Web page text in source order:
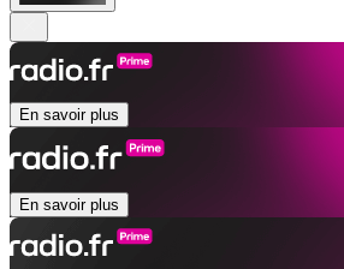
En savoir plus
En savoir plus